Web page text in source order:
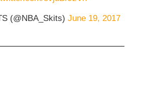
(@NBA_Skits) June 19, 2017